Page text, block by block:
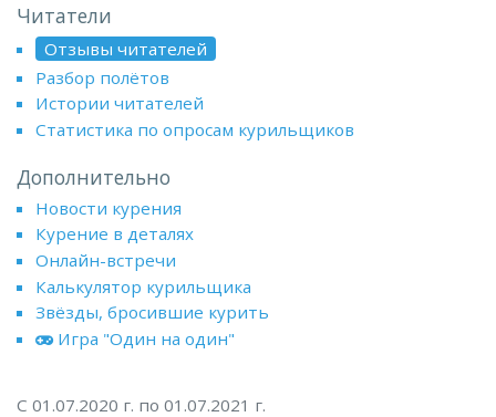
Читатели
Отзывы читателей
Разбор полётов
Истории читателей
Статистика по опросам курильщиков
Дополнительно
Новости курения
Курение в деталях
Онлайн-встречи
Калькулятор курильщика
Звёзды, бросившие курить
Игра "Один на один"
С 01.07.2020 г. по 01.07.2021 г.